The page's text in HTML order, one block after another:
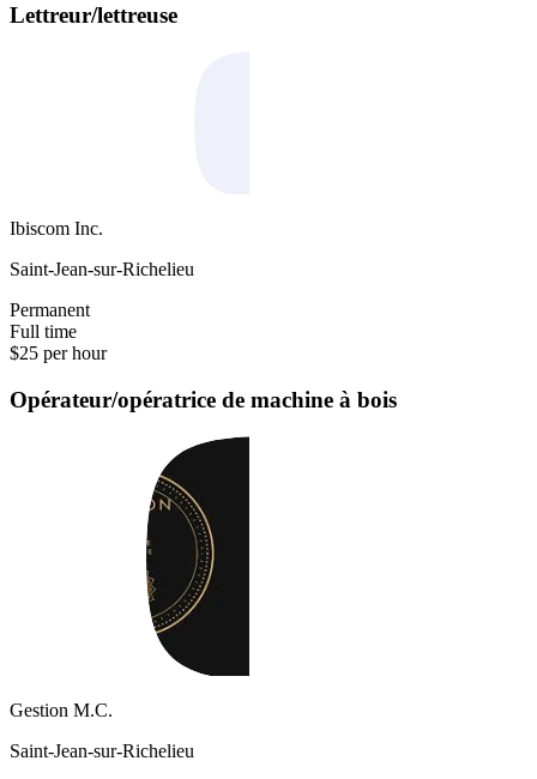
Lettreur/lettreuse
Ibiscom Inc.
Saint-Jean-sur-Richelieu
Permanent
Full time
$25 per hour
Opérateur/opératrice de machine à bois
Gestion M.C.
Saint-Jean-sur-Richelieu